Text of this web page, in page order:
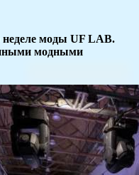
неделе моды UF LAB.
модными